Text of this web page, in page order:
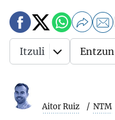
Aitor Ruiz NTM
Itzuli Entzun